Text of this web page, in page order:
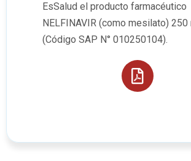
EsSalud el producto farmacéutico
NELFINAVIR (como mesilato) 250
(Código SAP N° 010250104).